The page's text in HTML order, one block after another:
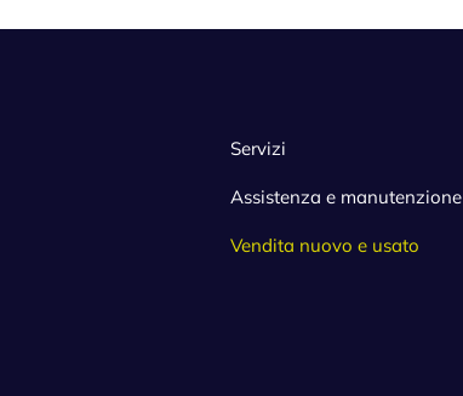
Servizi
Assistenza e manutenzione
Vendita nuovo e usato